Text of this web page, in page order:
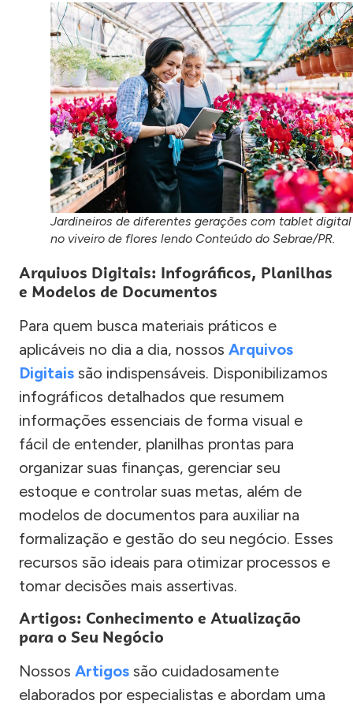
Jardineiros de diferentes gerações com tablet digital
no viveiro de flores lendo Conteúdo do Sebrae/PR.
Arquivos Digitais: Infográficos, Planilhas
e Modelos de Documentos
Para quem busca materiais práticos e
aplicáveis no dia a dia, nossos Arquivos
Digitais são indispensáveis. Disponibilizamos
infográficos detalhados que resumem
informações essenciais de forma visual e
fácil de entender, planilhas prontas para
organizar suas finanças, gerenciar seu
estoque e controlar suas metas, além de
modelos de documentos para auxiliar na
formalização e gestão do seu negócio. Esses
recursos são ideais para otimizar processos e
tomar decisões mais assertivas.
Artigos: Conhecimento e Atualização
para o Seu Negócio
Nossos Artigos são cuidadosamente
elaborados por especialistas e abordam uma